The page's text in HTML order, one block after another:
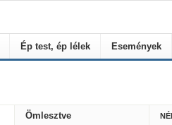
Ép test, ép lélek Események
Ömlesztve